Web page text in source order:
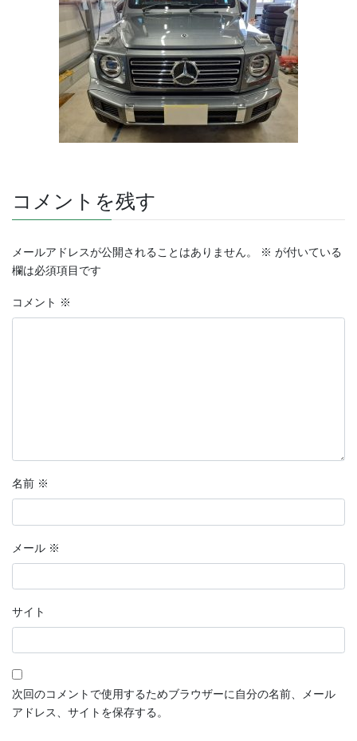
コメントを残す
メールアドレスが公開されることはありません。 ※ が付いている
欄は必須項目です
コメント ※
名前 ※
メール ※
サイト
次回のコメントで使用するためブラウザーに自分の名前、メール
アドレス、サイトを保存する。